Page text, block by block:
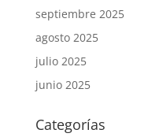
septiembre 2025
agosto 2025
julio 2025
junio 2025
Categorías